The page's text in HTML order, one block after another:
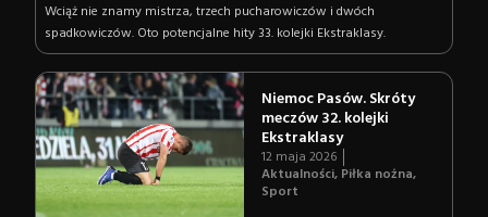
Wciąż nie znamy mistrza, trzech pucharowiczów i dwóch
spadkowiczów. Oto potencjalne hity 33. kolejki Ekstraklasy.
Niemoc Pasów. Skróty
meczów 32. kolejki
Ekstraklasy
12 maja 2026
Aktualności, Piłka nożna,
Sport